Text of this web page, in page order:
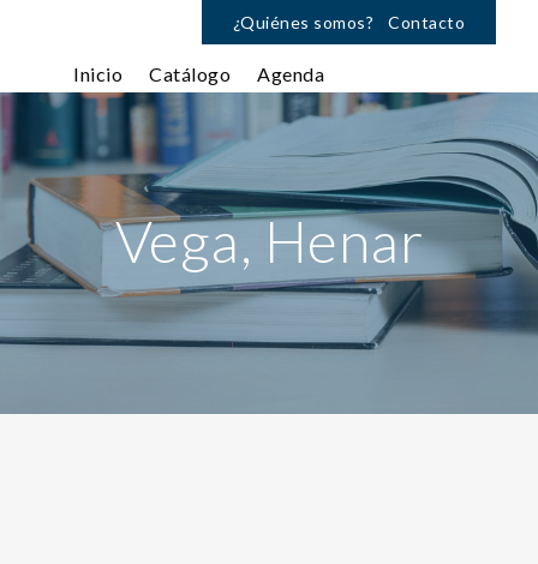
¿Quiénes somos? Contacto
Inicio Catálogo Agenda
Vega, Henar